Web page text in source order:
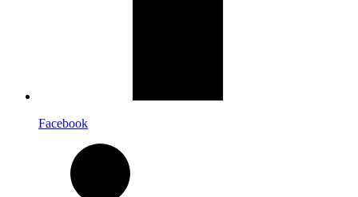
Facebook